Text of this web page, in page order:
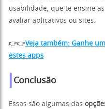
usabilidade, que te ensine
avaliar aplicativos ou sites.
👉👉Veja também: Ganhe
estes apps
Conclusão
Essas são algumas das